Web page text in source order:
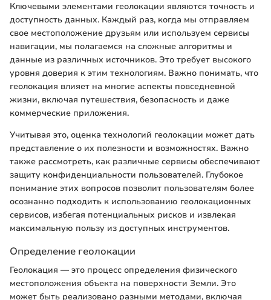
Ключевыми элементами геолокации являются точность и
доступность данных. Каждый раз, когда мы отправляем
свое местоположение друзьям или используем сервисы
навигации, мы полагаемся на сложные алгоритмы и
данные из различных источников. Это требует высокого
уровня доверия к этим технологиям. Важно понимать, что
геолокация влияет на многие аспекты повседневной
жизни, включая путешествия, безопасность и даже
коммерческие приложения.
Учитывая это, оценка технологий геолокации может дать
представление о их полезности и возможностях. Важно
также рассмотреть, как различные сервисы обеспечивают
защиту конфиденциальности пользователей. Глубокое
понимание этих вопросов позволит пользователям более
осознанно подходить к использованию геолокационных
сервисов, избегая потенциальных рисков и извлекая
максимальную пользу из доступных инструментов.
Определение геолокации
Геолокация — это процесс определения физического
местоположения объекта на поверхности Земли. Это
может быть реализовано разными методами, включая